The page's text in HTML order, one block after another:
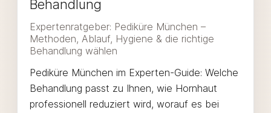
Behandlung
Expertenratgeber: Pediküre München –
Methoden, Ablauf, Hygiene & die richtige
Behandlung wählen
Pediküre München im Experten-Guide: Welche
Behandlung passt zu Ihnen, wie Hornhaut
professionell reduziert wird, worauf es bei